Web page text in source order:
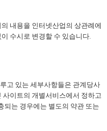
내용을 인터넷산업의 상관례에
수시로 변경할 수 있습니다.
고 있는 세부사항들은 관계당사
이트의 개별서비스에서 정하고
되는 경우에는 별도의 약관 또는